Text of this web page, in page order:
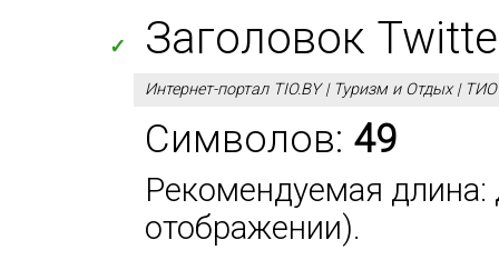
✓ Заголовок
Интернет-портал TIO.BY | Туризм и Отдых |
Символов: 49
Рекомендуемая длина:
отображении).